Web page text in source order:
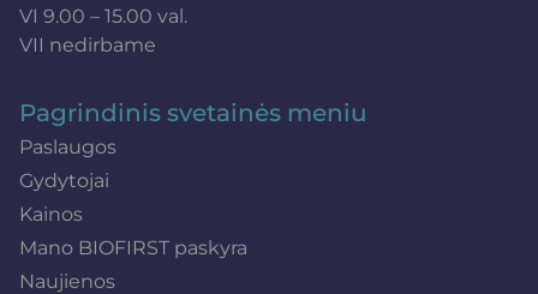
VI 9.00 – 15.00 val.
VII nedirbame
Pagrindinis svetainės meniu
Paslaugos
Gydytojai
Kainos
Mano BIOFIRST paskyra
Naujienos